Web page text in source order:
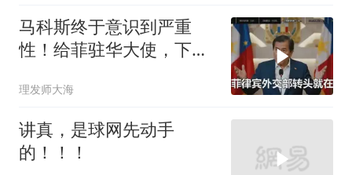
马科斯终于意识到严重
性！给菲驻华大使，下达
理发师大海
讲真，是球网先动手
的！！！